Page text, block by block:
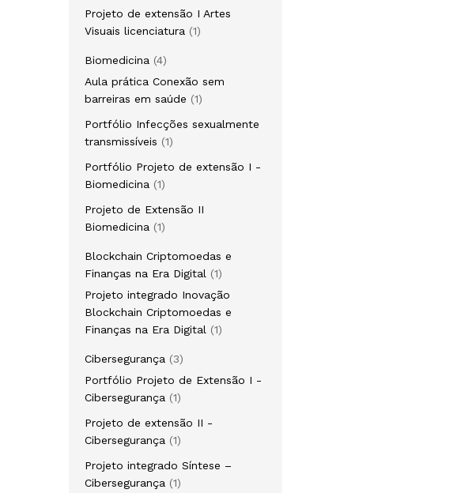
produto
Projeto de extensão I Artes
Visuais licenciatura
11
Biomedicina
44
produtos
Aula prática Conexão sem
barreiras em saúde
11
Portfólio Infecções sexualmente
transmissíveis
11
Portfólio Projeto de extensão I -
Biomedicina
11
Projeto de Extensão II
Biomedicina
11
Blockchain Criptomoedas e
Finanças na Era Digital
11
produto
Projeto integrado Inovação
Blockchain Criptomoedas e
Finanças na Era Digital
11
Cibersegurança
33
produtos
Portfólio Projeto de Extensão I -
Cibersegurança
11
Projeto de extensão II -
Cibersegurança
11
Projeto integrado Síntese –
Cibersegurança
11